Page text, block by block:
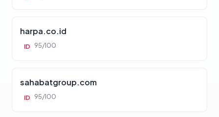
harpa.co.id
ID 95/100
sahabatgroup.com
ID 95/100